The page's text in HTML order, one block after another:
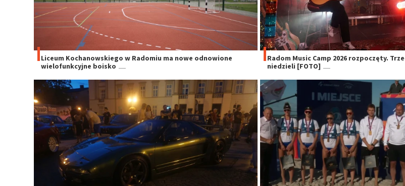
Liceum Kochanowskiego w Radomiu ma nowe odnowione
wielofunkcyjne boisko
Radom Music Camp 2026 rozpoczęty.
niedzieli [FOTO]